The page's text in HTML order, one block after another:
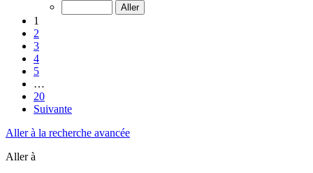
1
2
3
4
5
…
20
Suivante
Aller à la recherche avancée
Aller à